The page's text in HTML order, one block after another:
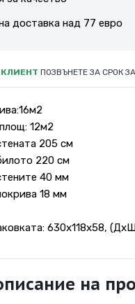
ПОЗВЪНЕТЕ ЗА СРОК
12м2
205 см
220 см
40 мм
18 мм
630x118x58,
доставка над 77 евро
на